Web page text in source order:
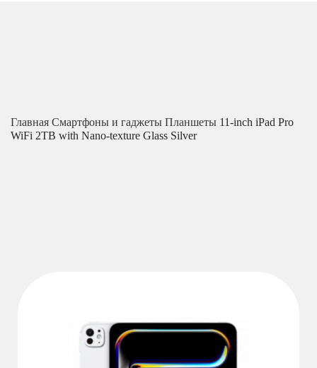
Главная Смартфоны и гаджеты Планшеты 11-inch iPad Pro
WiFi 2TB with Nano-texture Glass Silver